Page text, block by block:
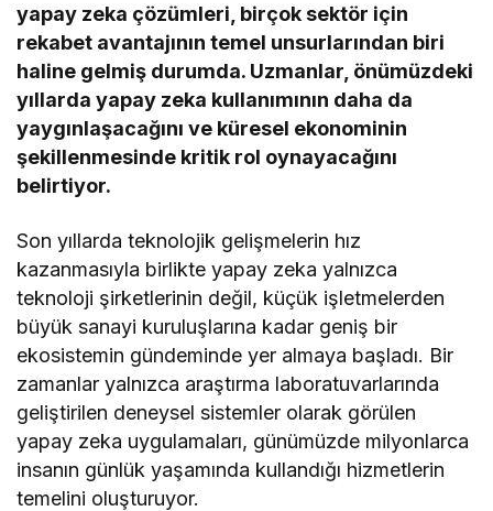
yapay zeka çözümleri, birçok sektör için
rekabet avantajının temel unsurlarından biri
haline gelmiş durumda. Uzmanlar, önümüzdeki
yıllarda yapay zeka kullanımının daha da
yaygınlaşacağını ve küresel ekonominin
şekillenmesinde kritik rol oynayacağını
belirtiyor.
Son yıllarda teknolojik gelişmelerin hız
kazanmasıyla birlikte yapay zeka yalnızca
teknoloji şirketlerinin değil, küçük işletmelerden
büyük sanayi kuruluşlarına kadar geniş bir
ekosistemin gündeminde yer almaya başladı. Bir
zamanlar yalnızca araştırma laboratuvarlarında
geliştirilen deneysel sistemler olarak görülen
yapay zeka uygulamaları, günümüzde milyonlarca
insanın günlük yaşamında kullandığı hizmetlerin
temelini oluşturuyor.